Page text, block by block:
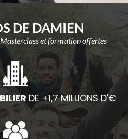
DE DAMIEN
et formation offertes
DE +1,7 MILLIONS D'€